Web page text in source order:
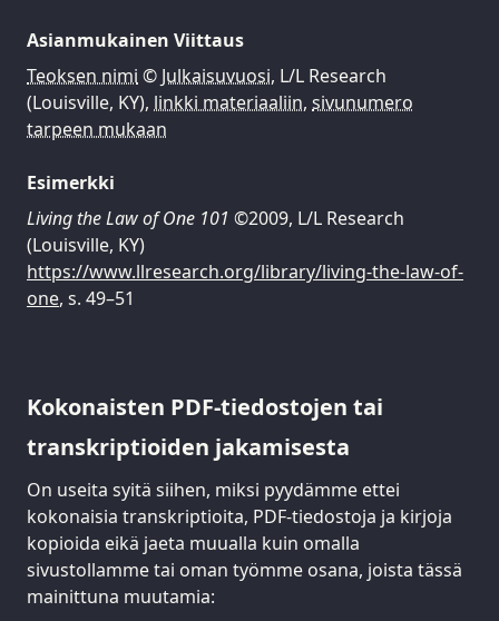
Asianmukainen Viittaus
Teoksen nimi © Julkaisuvuosi, L/L Research
(Louisville, KY), linkki materiaaliin, sivunumero
tarpeen mukaan
Esimerkki
Living the Law of One 101 ©2009, L/L Research
(Louisville, KY)
https://www.llresearch.org/library/living-the-law-of-
one, s. 49–51
Kokonaisten PDF-tiedostojen tai
transkriptioiden jakamisesta
On useita syitä siihen, miksi pyydämme ettei
kokonaisia transkriptioita, PDF-tiedostoja ja kirjoja
kopioida eikä jaeta muualla kuin omalla
sivustollamme tai oman työmme osana, joista tässä
mainittuna muutamia: